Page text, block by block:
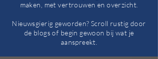
Blog
maken, met vertrouwen en overzicht.
Nieuwsgierig geworden? Scroll rustig door
de blogs of begin gewoon bij wat je
aanspreekt.